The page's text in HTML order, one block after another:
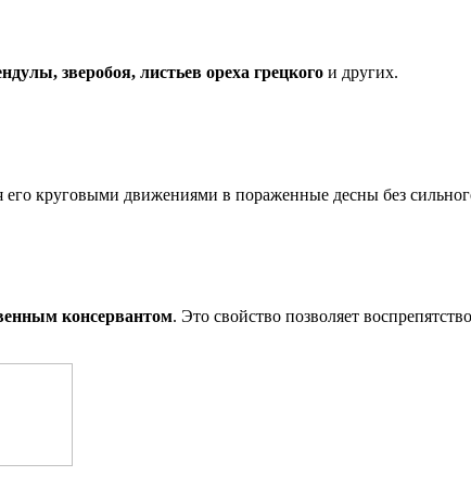
зверобоя, листьев ореха грецкого и других.
его круговыми движениями в пораженные десны без
консервантом. Это свойство позволяет